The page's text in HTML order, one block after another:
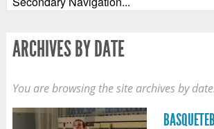
ARCHIVES BY DATE
You are browsing the site archives by date.